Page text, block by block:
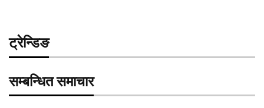
ट्रेन्डिङ
सम्बन्धित समाचार